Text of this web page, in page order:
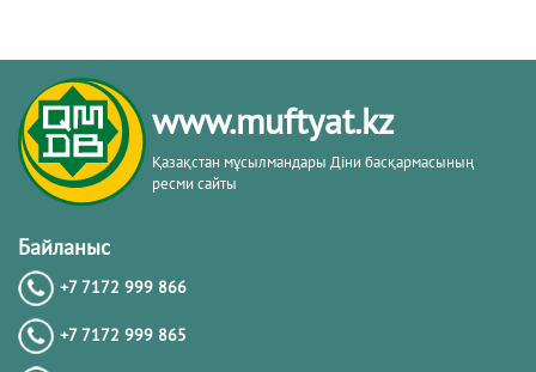
www.muftyat.kz
Қазақстан мұсылмандары Діни басқармасының
ресми сайты
Байланыс
+7 7172 999 866
+7 7172 999 865